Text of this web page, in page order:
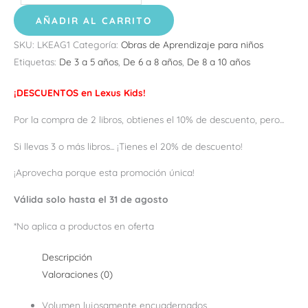
AÑADIR AL CARRITO
SKU: LKEAG1 Categoría: Obras de Aprendizaje para niños
Etiquetas: De 3 a 5 años, De 6 a 8 años, De 8 a 10 años
¡DESCUENTOS en Lexus Kids!
Por la compra de 2 libros, obtienes el 10% de descuento, pero...
Si llevas 3 o más libros... ¡Tienes el 20% de descuento!
¡Aprovecha porque esta promoción única!
Válida solo hasta el 31 de agosto
*No aplica a productos en oferta
Descripción
Valoraciones (0)
Volumen lujosamente encuadernados